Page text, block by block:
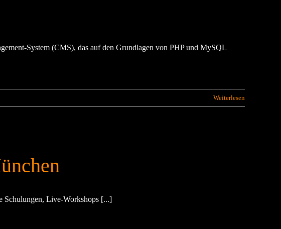
System (CMS), das auf den Grundlagen von PHP und MySQL
Weiterlesen
Schulungen, Live-Workshops [...]